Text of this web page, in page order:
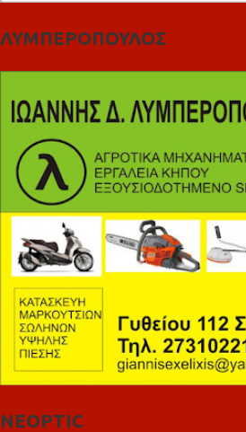
ΛΥΜΠΕΡΟΠΟΥΛΟΣ
NEOPTIC